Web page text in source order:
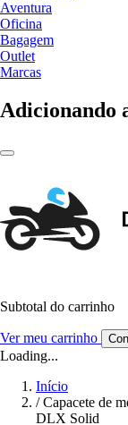
Aventura
Oficina
Bagagem
Outlet
Marcas
Adicionando
Subtotal do carrinho
Ver meu carrinho
Loading...
Início
/ Capacete de
DLX Solid